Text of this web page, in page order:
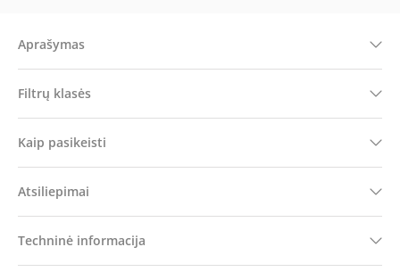
Aprašymas
Filtrų klasės
Kaip pasikeisti
Atsiliepimai
Techninė informacija